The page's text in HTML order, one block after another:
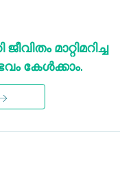
മാറ്റിമറിച്ച
കേൾക്കാം.